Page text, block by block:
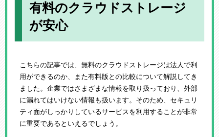
有料のクラウドストレージ
が安心
こちらの記事では、無料のクラウドストレージは法人で利
用ができるのか、また有料版との比較について解説してき
ました。企業ではさまざまな情報を取り扱っており、外部
に漏れてはいけない情報も扱います。そのため、セキュリ
ティ面がしっかりしているサービスを利用することが非常
に重要であるといえるでしょう。